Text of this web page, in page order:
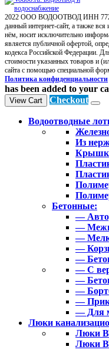
2022 ООО ВОДООТВОД ИНН
данный интернет-сайт, а также
нём, носит исключительно
является публичной офертой,
кодекса Российской Федерации.
стоимости указанных товаров и
сайта с помощью специальной
Политика конфиденциальности
has been added to your
View Cart Checkout
Водоотводные
Из
Бетонные:
—
—
—
—
—
— С
—
—
—
— Для
Люки
Люки
Люки